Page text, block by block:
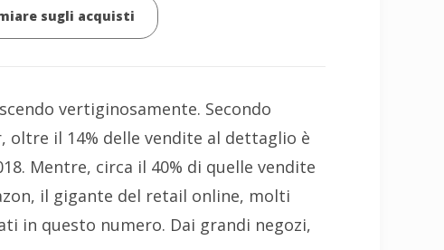
sugli acquisti
vertiginosamente. Secondo
oltre il 14% delle vendite al dettaglio è
Mentre, circa il 40% di quelle vendite
il gigante del retail online, molti
in questo numero. Dai grandi negozi,